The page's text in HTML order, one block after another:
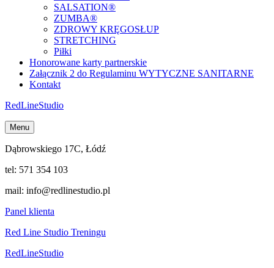
SALSATION®
ZUMBA®
ZDROWY KRĘGOSŁUP
STRETCHING
Piłki
Honorowane karty partnerskie
Załącznik 2 do Regulaminu WYTYCZNE SANITARNE
Kontakt
RedLineStudio
Menu
Dąbrowskiego 17C, Łódź
tel: 571 354 103
mail: info@redlinestudio.pl
Panel klienta
Red Line Studio Treningu
RedLineStudio